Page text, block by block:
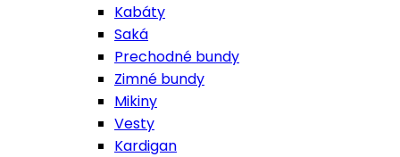
Kabáty
Saká
Prechodné bundy
Zimné bundy
Mikiny
Vesty
Kardigan